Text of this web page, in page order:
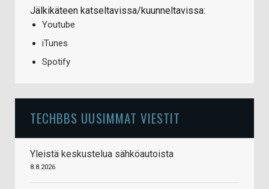
Jälkikäteen katseltavissa/kuunneltavissa:
Youtube
iTunes
Spotify
TECHBBS UUSIMMAT VIESTIT
Yleistä keskustelua sähköautoista
8.8.2026